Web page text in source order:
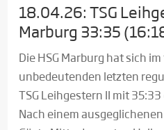
18.04.26: TSG
Marburg 33:35
Die HSG Marburg hat sich
unbedeutenden letzten
TSG Leihgestern II mit
Nach einem